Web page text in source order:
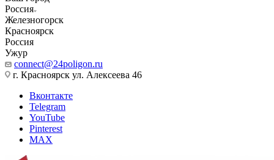
Россия
Железногорск
Красноярск
Россия
Ужур
connect@24poligon.ru
г. Красноярск ул. Алексеева 46
Вконтакте
Telegram
YouTube
Pinterest
MAX